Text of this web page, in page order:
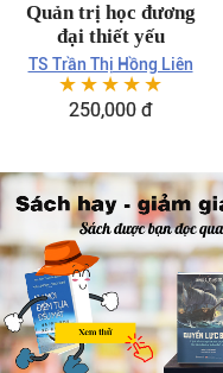
Quản trị học đương
đại thiết yếu
TS Trần Thị Hồng Liên
☆☆☆☆☆
250,000đ